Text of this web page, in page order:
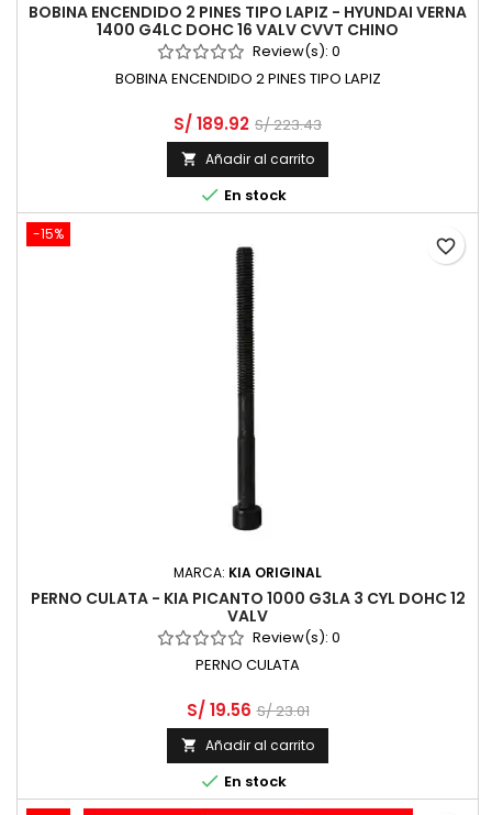
BOBINA ENCENDIDO 2 PINES TIPO LAPIZ - HYUNDAI VERNA
1400 G4LC DOHC 16 VALV CVVT CHINO
Review(s): 0
BOBINA ENCENDIDO 2 PINES TIPO LAPIZ
S/ 189.92 S/ 223.43
 Añadir al carrito
 En stock
-15%
MARCA: KIA ORIGINAL
PERNO CULATA - KIA PICANTO 1000 G3LA 3 CYL DOHC 12
VALV
Review(s): 0
PERNO CULATA
S/ 19.56 S/ 23.01
 Añadir al carrito
 En stock
favorite_border